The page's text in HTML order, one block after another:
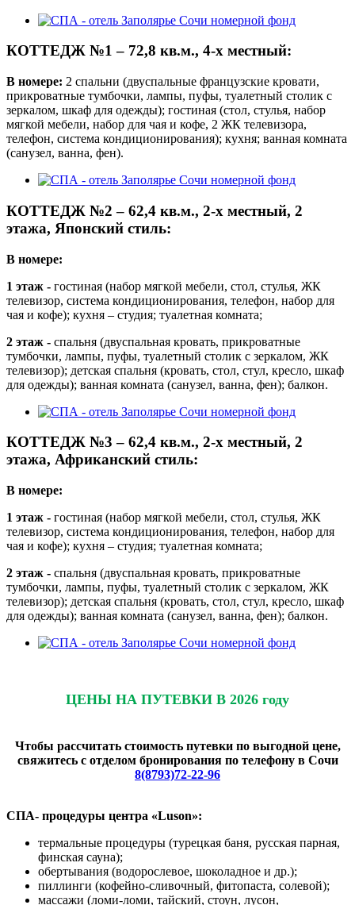
КОТТЕДЖ №1 – 72,8 кв.м., 4-х местный:
В номере: 2 спальни (двуспальные французские кровати,
прикроватные тумбочки, лампы, пуфы, туалетный столик с
зеркалом, шкаф для одежды); гостиная (стол, стулья, набор
мягкой мебели, набор для чая и кофе, 2 ЖК телевизора,
телефон, система кондиционирования); кухня; ванная комната
(санузел, ванна, фен).
КОТТЕДЖ №2 – 62,4 кв.м., 2-х местный, 2
этажа, Японский стиль:
В номере:
1 этаж - гостиная (набор мягкой мебели, стол, стулья, ЖК
телевизор, система кондиционирования, телефон, набор для
чая и кофе); кухня – студия; туалетная комната;
2 этаж - спальня (двуспальная кровать, прикроватные
тумбочки, лампы, пуфы, туалетный столик с зеркалом, ЖК
телевизор); детская спальня (кровать, стол, стул, кресло, шкаф
для одежды); ванная комната (санузел, ванна, фен); балкон.
КОТТЕДЖ №3 – 62,4 кв.м., 2-х местный, 2
этажа, Африканский стиль:
В номере:
1 этаж - гостиная (набор мягкой мебели, стол, стулья, ЖК
телевизор, система кондиционирования, телефон, набор для
чая и кофе); кухня – студия; туалетная комната;
2 этаж - спальня (двуспальная кровать, прикроватные
тумбочки, лампы, пуфы, туалетный столик с зеркалом, ЖК
телевизор); детская спальня (кровать, стол, стул, кресло, шкаф
для одежды); ванная комната (санузел, ванна, фен); балкон.
ЦЕНЫ НА ПУТЕВКИ В 2026 году
Чтобы рассчитать стоимость путевки по выгодной цене,
свяжитесь с отделом бронирования по телефону в Сочи
8(8793)72-22-96
СПА- процедуры центра «Luson»:
термальные процедуры (турецкая баня, русская парная,
финская сауна);
обертывания (водорослевое, шоколадное и др.);
пиллинги (кофейно-сливочный, фитопаста, солевой);
массажи (ломи-ломи, тайский, стоун, лусон,